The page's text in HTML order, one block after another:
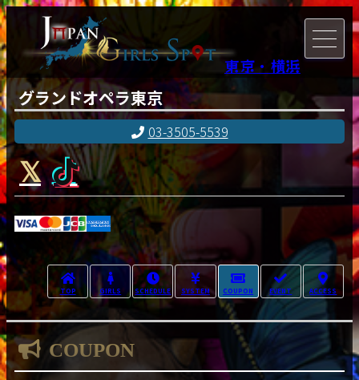
東京・横浜
グランドオペラ東京
03-3505-5539
TOP GIRLS SCHEDULE SYSTEM COUPON EVENT ACCESS
COUPON